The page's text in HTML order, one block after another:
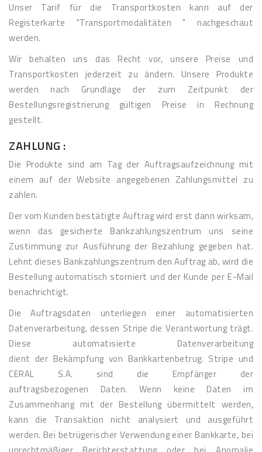
Unser Tarif für die Transportkosten kann auf der
Registerkarte "Transportmodalitäten " nachgeschaut
werden.
Wir behalten uns das Recht vor, unsere Preise und
Transportkosten jederzeit zu ändern. Unsere Produkte
werden nach Grundlage der zum Zeitpunkt der
Bestellungsregistrierung gültigen Preise in Rechnung
gestellt.
ZAHLUNG :
Die Produkte sind am Tag der Auftragsaufzeichnung mit
einem auf der Website angegebenen Zahlungsmittel zu
zahlen.
Der vom Kunden bestätigte Auftrag wird erst dann wirksam,
wenn das gesicherte Bankzahlungszentrum uns seine
Zustimmung zur Ausführung der Bezahlung gegeben hat.
Lehnt dieses Bankzahlungszentrum den Auftrag ab, wird die
Bestellung automatisch storniert und der Kunde per E-Mail
benachrichtigt.
Die Auftragsdaten unterliegen einer automatisierten
Datenverarbeitung, dessen Stripe die Verantwortung trägt.
Diese automatisierte Datenverarbeitung
dient der Bekämpfung von Bankkartenbetrug. Stripe und
CERAL S.A. sind die Empfänger der
auftragsbezogenen Daten. Wenn keine Daten im
Zusammenhang mit der Bestellung übermittelt werden,
kann die Transaktion nicht analysiert und ausgeführt
werden. Bei betrügerischer Verwendung einer Bankkarte, bei